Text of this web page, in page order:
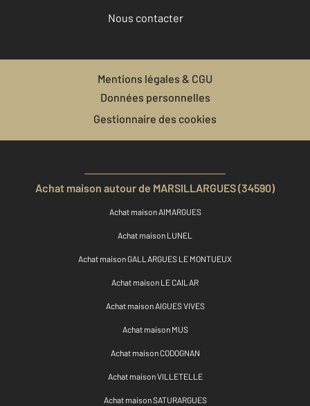
Nous contacter
Mentions légales & CGU
Données personnelles
Gestionnaire des cookies
Achat maison autour de MARSILLARGUES (34590)
Achat maison AIMARGUES
Achat maison LUNEL
Achat maison GALLARGUES LE MONTUEUX
Achat maison LE CAILAR
Achat maison AIGUES VIVES
Achat maison MUS
Achat maison CODOGNAN
Achat maison VILLETELLE
Achat maison SATURARGUES